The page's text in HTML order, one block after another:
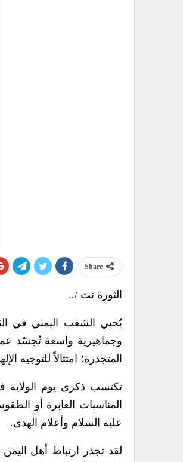
Share
الثورة نت /..
يُحيي الشعب اليمني في
وجماهيرية واسعة تُجسّد عمق
المتجذرة؛ امتثالاً
تكتسب ذكرى يوم الولاية في
المناسبات العابرة أو
عليه السلام وأعلام الهدى.
لقد تجذر ارتباط أهل